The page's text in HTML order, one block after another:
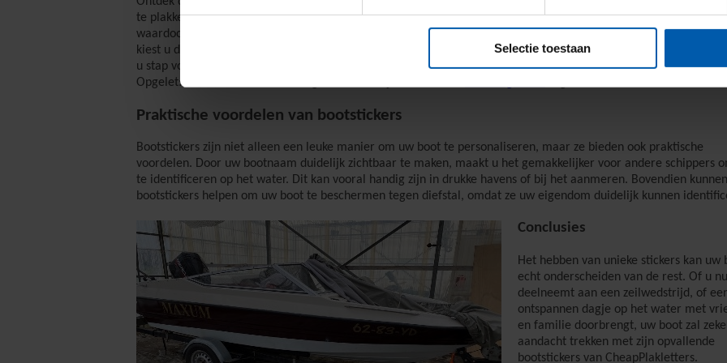
Selectie toestaan
te plakken. Met nat plakken kunt u de stickers gemakkelijk verschuiven en positioneren op een vochtige
waardoor u maximale precisie en flexibiliteit heeft om het perfecte resultaat te bereiken. Voor een snellere
kiest u droog plakken, waarbij de stickers direct hechten aan de droge ondergrond. Vind
u stap voor stap door het plakproces leiden, welke methode u ook kiest.
Opgelet: voor snelle motorboten gelden wettelijke maten. Zie
Praktische voordelen van bootstickers
Bootstickers zijn niet alleen een leuke manier om uw boot te personaliseren, maar ze bieden ook praktische
voordelen. Door uw bootnaam duidelijk zichtbaar te maken, maakt u het gemakkelijker voor andere schippers
te identificeren op het water. Dit kan vooral handig zijn in drukke havens of bij het aanmeren. Bovendien kunnen
bootstickers helpen om uw boot te beschermen tegen diefstal, omdat ze uw eigendom duidelijk kunnen
Conclusies
Het hebben van unieke stickers kan uw
echt onderscheiden van de rest. Of u nu
deelneemt aan een zeilwedstrijd, of
ontspannen dagje op het water met
en familie doorbrengt, uw boot zal
aandacht trekken met zijn opvallende
bootstickers van CheapPlakletters.